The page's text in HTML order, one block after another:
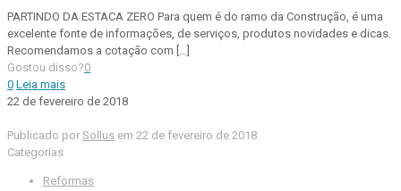
PARTINDO DA ESTACA ZERO Para quem é do ramo da Construção, é uma
excelente fonte de informações, de serviços, produtos novidades e dicas.
Recomendamos a cotação com
Gostou disso?0
0 Leia mais
22 de fevereiro de 2018
Publicado por Sollus em 22 de fevereiro de 2018
Categorias
Reformas